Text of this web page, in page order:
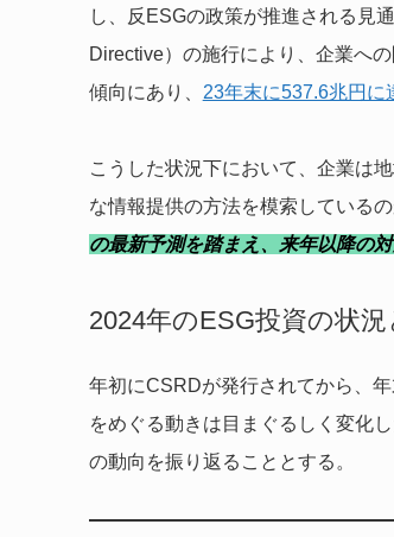
し、反ESGの政策が推進される見
Directive）の施行により、企業へ
傾向にあり、 23年末に537.6兆円に
こうした状況下において、企業は
な情報提供の方法を模索している
の最新予測を踏まえ、 来年以降の
2024年のESG投資の状
年初にCSRDが発行されてから、
をめぐる動きは目まぐるしく変化
の動向を振り返ることとする。